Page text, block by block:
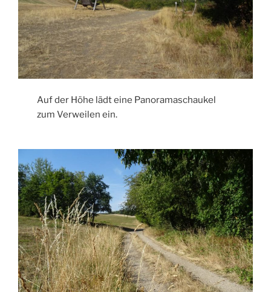
Auf der Höhe lädt eine Panoramaschaukel
zum Verweilen ein.